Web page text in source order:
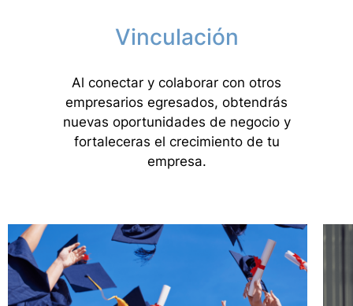
Vinculación
Al conectar y colaborar con otros
empresarios egresados, obtendrás
nuevas oportunidades de negocio y
fortaleceras el crecimiento de tu
empresa.